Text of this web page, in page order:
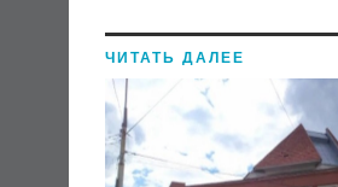
ЧИТАТЬ ДАЛЕЕ